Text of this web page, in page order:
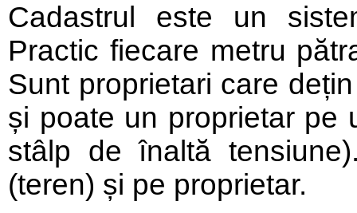
Cadastrul este un
Practic fiecare metru
Sunt proprietari care
și poate un proprietar pe
stâlp de înaltă
(teren) și pe proprietar.